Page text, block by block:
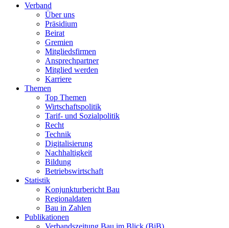
Verband
Über uns
Präsidium
Beirat
Gremien
Mitgliedsfirmen
Ansprechpartner
Mitglied werden
Karriere
Themen
Top Themen
Wirtschaftspolitik
Tarif- und Sozialpolitik
Recht
Technik
Digitalisierung
Nachhaltigkeit
Bildung
Betriebswirtschaft
Statistik
Konjunkturbericht Bau
Regionaldaten
Bau in Zahlen
Publikationen
Verbandszeitung Bau im Blick (BiB)